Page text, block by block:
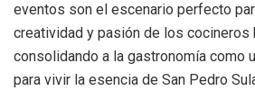
eventos son el escenario perfecto
creatividad y pasión de los cocineros
consolidando a la gastronomía como
para vivir la esencia de San Pedro